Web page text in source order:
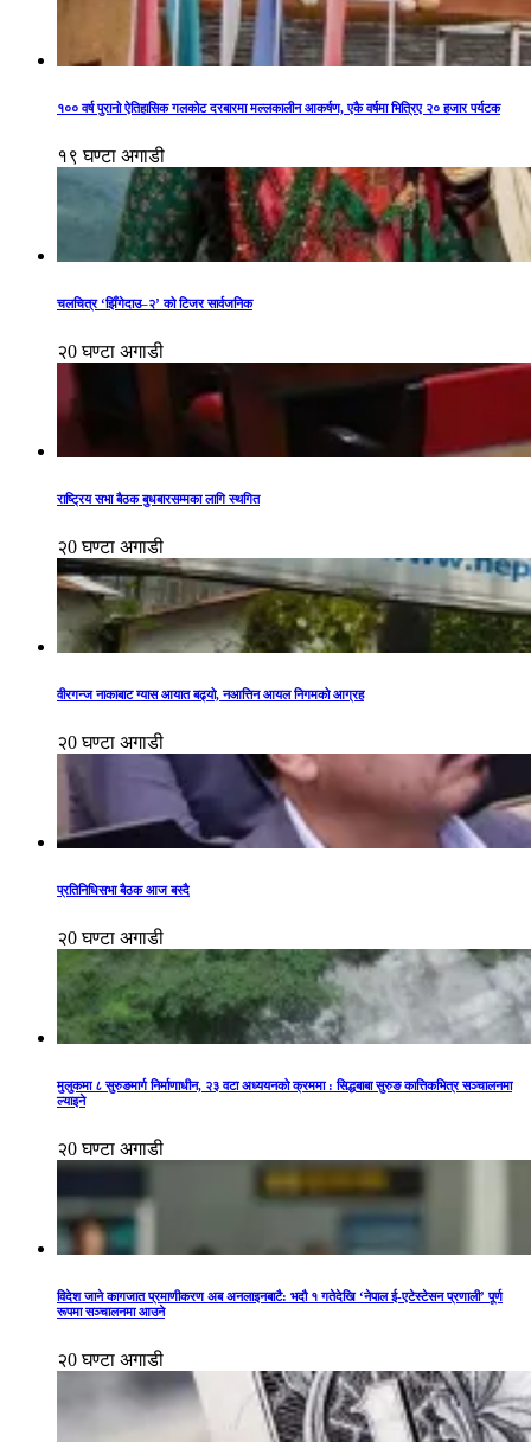
१०० वर्ष पुरानो ऐतिहासिक गलकोट दरबारमा मल्लकालीन आकर्षण, एकै वर्षमा भित्रिए २० हजार पर्यटक
१९ घण्टा अगाडी
चलचित्र ‘झिँगेदाउ–२’ को टिजर सार्वजनिक
२0 घण्टा अगाडी
राष्ट्रिय सभा बैठक बुधबारसम्मका लागि स्थगित
२0 घण्टा अगाडी
वीरगन्ज नाकाबाट ग्यास आयात बढ्यो, नआत्तिन आयल निगमको आग्रह
२0 घण्टा अगाडी
प्रतिनिधिसभा बैठक आज बस्दै
२0 घण्टा अगाडी
मुलुकमा ८ सुरुङमार्ग निर्माणाधीन, २३ वटा अध्ययनको क्रममा : सिद्धबाबा सुरुङ कात्तिकभित्र सञ्चालनमा
ल्याइने
२0 घण्टा अगाडी
विदेश जाने कागजात प्रमाणीकरण अब अनलाइनबाटै: भदौ १ गतेदेखि ‘नेपाल ई-एटेस्टेसन प्रणाली’ पूर्ण
रूपमा सञ्चालनमा आउने
२0 घण्टा अगाडी